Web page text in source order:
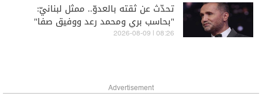
تحدّث عن ثقته بالعدوّ.. ممثل لبنانيّ:
"بحاسب بري ومحمد رعد ووفيق صفا"
وهذه رسالتي لشباب "الحزب"
08:26 | 2026-08-09
Advertisement